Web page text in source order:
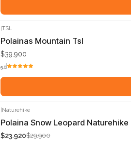
TSL
Polainas Mountain Tsl
$39.900
5.0
-20%
|Naturehike
Polaina Snow Leopard Naturehike
$23.920$29.900